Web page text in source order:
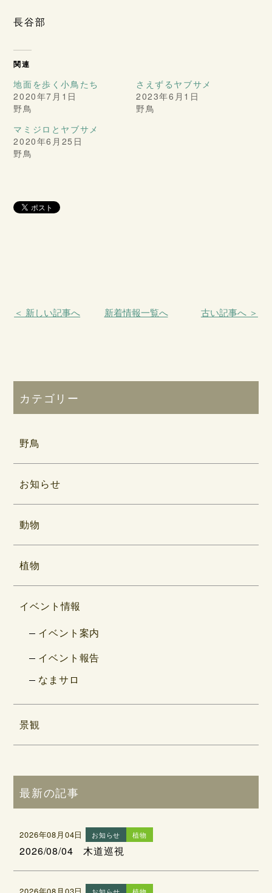
長谷部
関連
地面を歩く小鳥たち
2020年7月1日
野鳥
さえずるヤブサメ
2023年6月1日
野鳥
マミジロとヤブサメ
2020年6月25日
野鳥
＜ 新しい記事へ 新着情報一覧へ 古い記事へ ＞
カテゴリー
野鳥
お知らせ
動物
植物
イベント情報
イベント案内
イベント報告
なまサロ
景観
最新の記事
2026年08月04日 お知らせ 植物
2026/08/04 木道巡視